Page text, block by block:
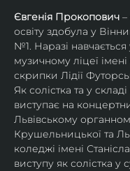
Євгенія Прокопович
освіту здобула у
№1. Наразі
музичному ліцеї
скрипки Лідії
Як солістка та у
виступає на
Львівському
Крушельницької та
коледжі імені
виступу як солістка